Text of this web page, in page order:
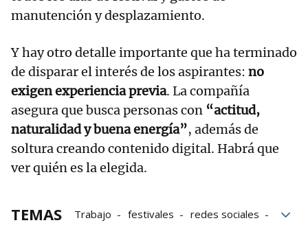
manutención y desplazamiento.
Y hay otro detalle importante que ha terminado
de disparar el interés de los aspirantes: no
exigen experiencia previa. La compañía
asegura que busca personas con “actitud,
naturalidad y buena energía”, además de
soltura creando contenido digital. Habrá que
ver quién es la elegida.
TEMAS Trabajo festivales
redes sociales